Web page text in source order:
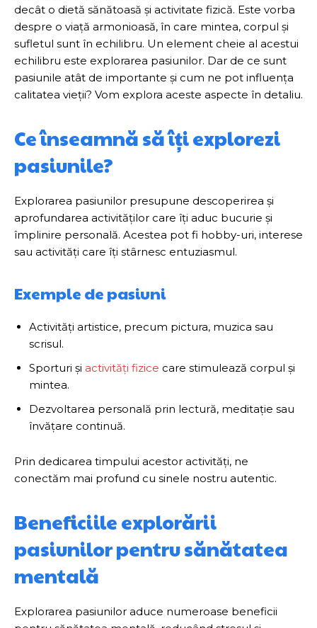
decât o dietă sănătoasă și activitate fizică. Este vorba
despre o viață armonioasă, în care mintea, corpul și
sufletul sunt în echilibru. Un element cheie al acestui
echilibru este explorarea pasiunilor. Dar de ce sunt
pasiunile atât de importante și cum ne pot influența
calitatea vieții? Vom explora aceste aspecte în detaliu.
Ce înseamnă să îți explorezi
pasiunile?
Explorarea pasiunilor presupune descoperirea și
aprofundarea activităților care îți aduc bucurie și
împlinire personală. Acestea pot fi hobby-uri, interese
sau activități care îți stârnesc entuziasmul.
Exemple de pasiuni
Activități artistice, precum pictura, muzica sau
scrisul.
Sporturi și activități fizice care stimulează corpul și
mintea.
Dezvoltarea personală prin lectură, meditație sau
învățare continuă.
Prin dedicarea timpului acestor activități, ne
conectăm mai profund cu sinele nostru autentic.
Beneficiile explorării
pasiunilor pentru sănătatea
mentală
Explorarea pasiunilor aduce numeroase beneficii